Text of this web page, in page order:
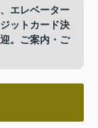
エレベーター
ットカード決
。ご案内・ご